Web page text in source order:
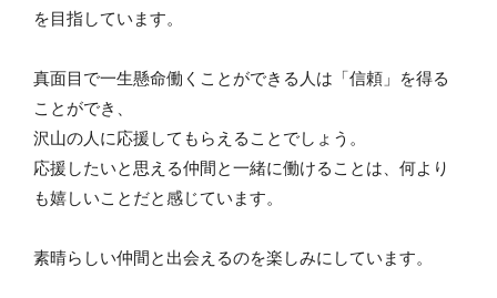
を目指しています。
真面目で一生懸命働くことができる人は「信頼」を得る
ことができ、
沢山の人に応援してもらえることでしょう。
応援したいと思える仲間と一緒に働けることは、何より
も嬉しいことだと感じています。
素晴らしい仲間と出会えるのを楽しみにしています。